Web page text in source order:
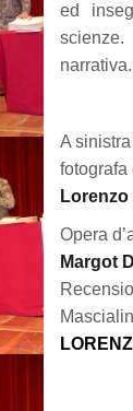
ed
narrativa.
A
fotografa
Lorenzo
Opera
Margot